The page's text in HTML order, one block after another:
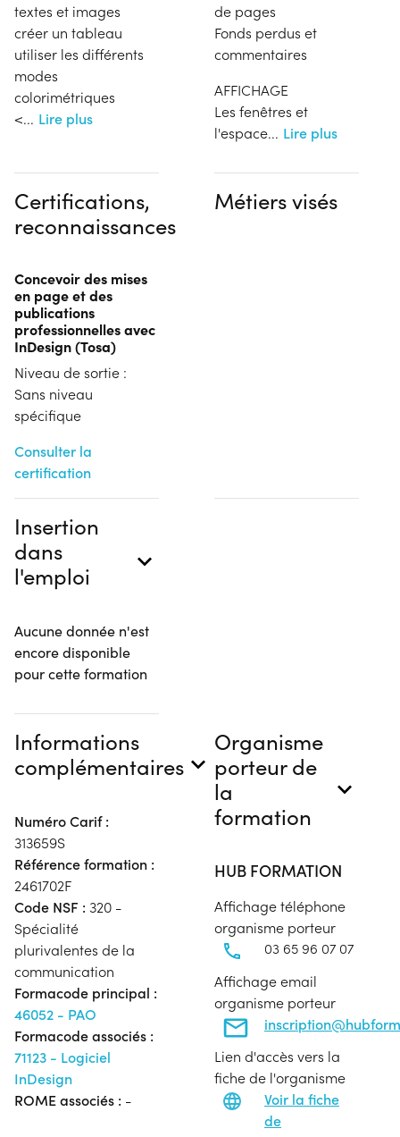
textes et images
créer un tableau
utiliser les différents
modes
colorimétriques
<... Lire plus
de pages
Fonds perdus et
commentaires
AFFICHAGE
Les fenêtres et
l'espace... Lire plus
Certifications,
reconnaissances
Concevoir des mises
en page et des
publications
professionnelles avec
InDesign (Tosa)
Niveau de sortie :
Sans niveau
spécifique
Consulter la
certification
Métiers visés
Insertion
dans
l'emploi
Aucune donnée n'est
encore disponible
pour cette formation
Informations
complémentaires
Numéro Carif :
313659S
Référence formation :
2461702F
Code NSF : 320 -
Spécialité
plurivalentes de la
communication
Formacode principal :
46052 - PAO
Formacode associés :
71123 - Logiciel
InDesign
ROME associés : -
Organisme
porteur de
la
formation
HUB FORMATION
Affichage téléphone
organisme porteur
03 65 96 07 07
Affichage email
organisme porteur
Lien d'accès vers la
fiche de l'organisme
Voir la fiche
de